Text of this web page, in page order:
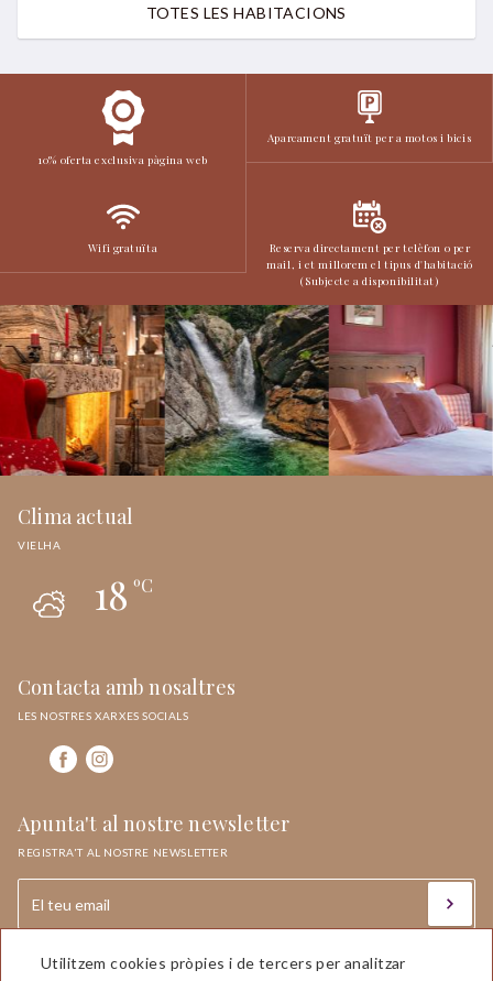
TOTES LES HABITACIONS
10% oferta exclusiva pàgina web
Aparcament gratuït per a motos i bicis
Wifi gratuïta
Reserva directament per telèfon o per
mail, i et millorem el tipus d'habitació
(Subjecte a disponibilitat)
Clima actual
VIELHA
18ºC
Contacta amb nosaltres
LES NOSTRES XARXES SOCIALS
Apunta't al nostre newsletter
REGISTRA'T AL NOSTRE NEWSLETTER
Utilitzem cookies pròpies i de tercers per analitzar